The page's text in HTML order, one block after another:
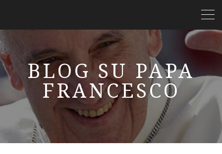
BLOG SU PAPA
FRANCESCO